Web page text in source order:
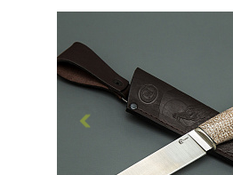
Общая длина, мм
Длина клинка, мм
Ширина клинка, мм
Толщина обуха, мм
Ширина рукояти, мм
Длина рукояти, мм
Толщина рукояти, мм